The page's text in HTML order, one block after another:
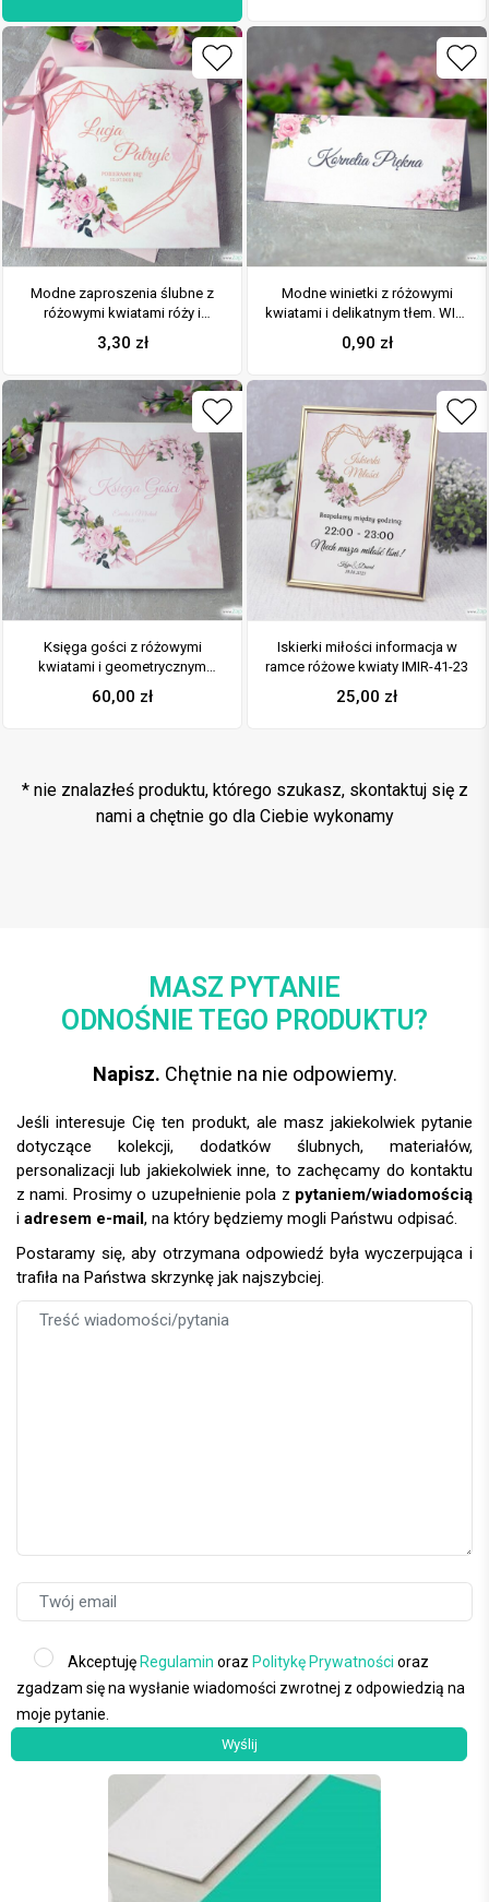
Modne zaproszenia ślubne z
różowymi kwiatami róży i
geometrycznym sercem. ZAP-
41-23
3,30 zł
Modne winietki z różowymi
kwiatami i delikatnym tłem. WIN-
0,90 zł
Księga gości z różowymi
kwiatami i geometrycznym
sercem. KSG-41-23
60,00 zł
Iskierki miłości informacja w
ramce różowe kwiaty IMIR-41-23
25,00 zł
* nie znalazłeś produktu, którego szukasz, skontaktuj się z
nami a chętnie go dla Ciebie wykonamy
MASZ PYTANIE
ODNOŚNIE TEGO PRODUKTU?
Napisz. Chętnie na nie odpowiemy.
Jeśli interesuje Cię ten produkt, ale masz jakiekolwiek pytanie
dotyczące kolekcji, dodatków ślubnych, materiałów,
personalizacji lub jakiekolwiek inne, to zachęcamy do kontaktu
z nami. Prosimy o uzupełnienie pola z pytaniem/wiadomością
i adresem e-mail, na który będziemy mogli Państwu odpisać.
Postaramy się, aby otrzymana odpowiedź była wyczerpująca i
trafiła na Państwa skrzynkę jak najszybciej.
Akceptuję Regulamin oraz Politykę Prywatności oraz
zgadzam się na wysłanie wiadomości zwrotnej z odpowiedzią na
moje pytanie.